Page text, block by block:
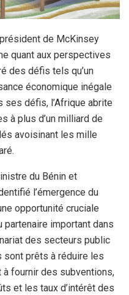
de McKinsey
quant aux perspectives
des défis tels qu’un
économique inégale
ses défis, l’Afrique abrite
à plus d’un milliard de
avoisinant les mille
du Bénin et
l’émergence du
opportunité cruciale
partenaire important dans
des secteurs public
sont prêts à réduire les
fournir des subventions,
et les taux d’intérêt des